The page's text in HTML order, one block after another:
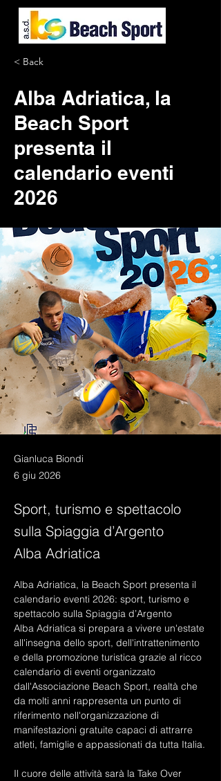
< Back
Alba Adriatica, la
Beach Sport
presenta il
calendario eventi
2026
Gianluca Biondi
6 giu 2026
Sport, turismo e spettacolo
sulla Spiaggia d’Argento
Alba Adriatica
Alba Adriatica, la Beach Sport presenta il
calendario eventi 2026: sport, turismo e
spettacolo sulla Spiaggia d’Argento
Alba Adriatica si prepara a vivere un'estate
all'insegna dello sport, dell'intrattenimento
e della promozione turistica grazie al ricco
calendario di eventi organizzato
dall'Associazione Beach Sport, realtà che
da molti anni rappresenta un punto di
riferimento nell'organizzazione di
manifestazioni gratuite capaci di attrarre
atleti, famiglie e appassionati da tutta Italia.
Il cuore delle attività sarà la Take Over